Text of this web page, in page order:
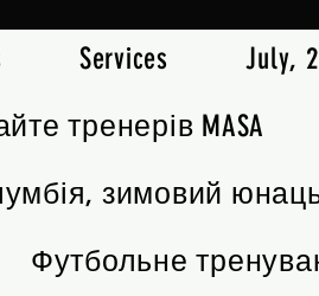
Services
July,
тренерів MASA
зимовий
Футбольне